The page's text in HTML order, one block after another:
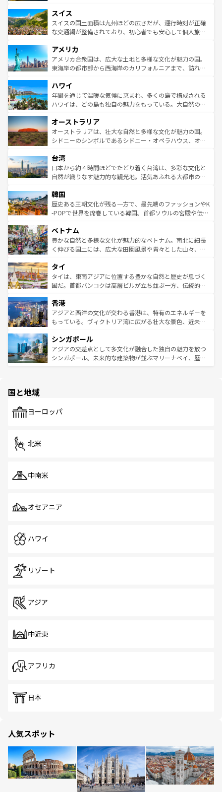
れる地方に足を運ぶとそれぞれで全く異なる文化を体験で
きるだろう。 なお、新着のフランス情報はコンテンツ一覧
を参照してほしい。
は、お酒好きな人にはぜひ体験してほしい。 なお、新着の
ドイツ情報はコンテンツ一覧を参照してほしい。
リアごとに異なる魅力がある。また、優雅なアフタヌーン
ティー、ビール好きにはたまらない英国パブ、サッカー観
戦など、本場だからこそできる体験も豊富。イギリスを旅
ンツ一覧を参照してほしい。
スイス
スイスの国土面積は九州ほどの広さだが、運行時刻が正確
な交通網が整備されており、初心者でも安心して個人旅行
の建物がそのまま残る町や、スイスならではのユニークな
博物館もあり、アルプス観光だけでなく町歩きも満喫する
ことができる。国民の所得が高いため物価も高いが、旅行
ば市内交通費無料で観光を楽しむこともできる。 なお、新
着のスイス情報はコンテンツ一覧 を参照してほしい。
アメリカ
アメリカ合衆国は、広大な土地と多様な文化が魅力の国。
東海岸の都市部から西海岸のカリフォルニアまで、訪れる
のような巨大都市は、観光、ショッピング、エンターテイ
ンメントが詰まった刺激的なスポットだ。一方、アメリカ
西部には大自然が広がり、グランドキャニオンやイエロー
部のニューオーリンズでは、音楽と美食が融合した独特の
文化が魅力。旅行者はアメリカの各地域で異なる魅力を楽
しみながら、その多様性と豊かな歴史を感じることができ
ならではの贅沢な旅のスタイルだ。 なお、新着のアメリカ
情報はコンテンツ一覧を参照してほしい。
ハワイ
年間を通じて温暖な気候に恵まれ、多くの島で構成される
ハワイは、どの島も独自の魅力をもっている。大自然の神
ワイ島は見逃せない。また、定番の観光地といえばオアフ
島だが、静かな自然を求めるならマウイ島やカウアイ島が
おすすめ。エメラルドグリーンに輝く海をはじめ、豊かな
れるおもてなしの心で訪れる人々を迎えてくれるハワイの
人々、おいしいローカルフードやハワイアンミュージッ
ク、伝統的なフラダンスなど、すべてがハワイの魅力を彩
ワイを、存分に味わってほしい。 なお、新着のハワイ情報
はコンテンツ一覧を参照してほしい。
オーストラリア
オーストラリアは、壮大な自然と多様な文化が魅力の国。
シドニーのシンボルであるシドニー・オペラハウス、オー
リアリーフや大陸中央部にそびえるウルル（エアーズロッ
ク）、タスマニアの美しい原生林やケアンズの熱帯雨林な
ど、見どころがたくさん。また、カフェやワイン、オージ
いる。アクティビティも充実しており、サーフィンやダイ
ビング、ハイキングなど、アウトドア好きにはたまらな
い。オーストラリアの多彩な魅力を存分に味わいつくそ
参照してほしい。
台湾
日本から約４時間ほどでたどり着く台湾は、多彩な文化と
自然が織りなす魅力的な観光地。活気あふれる大都市の台
ン）、静ひつな山岳地帯である台湾東部など、都市の喧騒
と山間の静けさが共存しており、訪れる人に新しい発見と
驚きをもたらしてくれる。また、奥深い台湾の食文化も魅
容にもいいと評判のスイーツなど、バラエティ豊かな料理
が味わえる。 なお、新着の台湾情報は コンテンツ一覧を参
照してほしい。
韓国
歴史ある王朝文化が残る一方で、最先端のファッションやK
-POPで世界を席巻している韓国。首都ソウルの宮殿や伝統
き、地方に足を延ばせば四季折々の自然美を楽しむことが
できる。そして、キムチや焼肉、絶品のストリートフード
まで、さまざまな韓国料理が待っている。夜には、韓国な
リティに包まれながら、韓国の多彩な魅力を心ゆくまで味
わってみてほしい。 なお、新着の韓国情報はコンテンツ一
覧を参照してほしい。
ベトナム
豊かな自然と多様な文化が魅力的なベトナム。南北に細長
く伸びる国土には、広大な田園風景や青々とした山々、世
急速な発展と共に伝統が息づく。ハノイの古い町並みやホ
ーチミン市のフランス統治時代の建物も、独特の雰囲気を
醸し出している。また、バラエティの豊かさとおいしさで
とつ。フォーやバインミー、ベトナムコーヒーなどは、ぜ
ひ現地で味わいたい。どの地域を訪れてもあたたかい人々
が旅行者を迎えてくれるので、きっと忘れられない旅にな
参照してほしい。
タイ
タイは、東南アジアに位置する豊かな自然と歴史が息づく
国だ。首都バンコクは高層ビルが立ち並ぶ一方、伝統的な
の活気が交差している。北部ではチェンマイなどの山岳地
帯で自然と触れ合い、南部ではプーケットやクラビの美し
いビーチでリゾート気分を楽しむことができる。タイ料理
激する。気候は一年中温暖で、どの季節にも異なる楽しみ
が待っている。親しみやすいタイの人々、仏教を中心とし
た文化、そして多様な観光資源が、訪れる旅人を魅了し続
香港
アジアと西洋の文化が交わる香港は、特有のエネルギーを
もっている。ヴィクトリア湾に広がる壮大な景色、近未来
み、どこを訪れても感動するはず。観光スポットが密集し
ており、効率よく見どころを回れるのも魅力。息をのむよ
うな絶景から文化的な体験まで、香港を存分に楽しみ尽く
シンガポール
アジアの交差点として多文化が融合した独自の魅力を放つ
シンガポール。未来的な建築物が並ぶマリーナベイ、歴史
で、ホーカーズは地元の風情を楽しめる外せないスポット
国と地域
ヨーロッパ
北米
中南米
オセアニア
ハワイ
リゾート
アジア
中近東
アフリカ
日本
人気スポット